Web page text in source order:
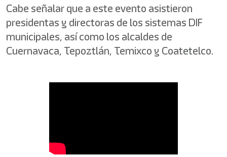
Cabe señalar que a este evento asistieron
presidentas y directoras de los sistemas DIF
municipales, así como los alcaldes de
Cuernavaca, Tepoztlán, Temixco y Coatetelco.